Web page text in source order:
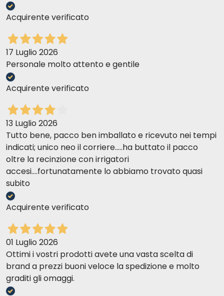
Acquirente verificato
17 Luglio 2026
Personale molto attento e gentile
Acquirente verificato
13 Luglio 2026
Tutto bene, pacco ben imballato e ricevuto nei tempi
indicati; unico neo il corriere.....ha buttato il pacco
oltre la recinzione con irrigatori
accesi....fortunatamente lo abbiamo trovato quasi
subito
Acquirente verificato
01 Luglio 2026
Ottimi i vostri prodotti avete una vasta scelta di
brand a prezzi buoni veloce la spedizione e molto
graditi gli omaggi.